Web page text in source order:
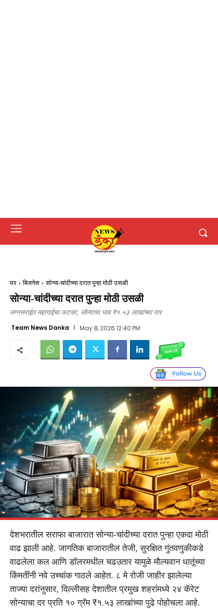
घर बिजनेस सोन्या-चांदीच्या दरात पुन्हा मोठी उसळी
सोन्या-चांदीच्या दरात पुन्हा मोठी उसळी
लग्नसराईत महागाईचा फटका; सोन्याचा भाव ₹१.५३ लाखांच्या पार
Team News Danka May 8, 2026 12:40 PM
देशभरातील सराफा बाजारात सोन्या-चांदीच्या दरात पुन्हा एकदा मोठी
वाढ झाली आहे. जागतिक बाजारातील तेजी, सुरक्षित गुंतवणुकीकडे
वाढलेला कल आणि डॉलरमधील चढउतार यामुळे मौल्यवान धातूंच्या
किंमतींनी नवे उच्चांक गाठले आहेत. ८ मे रोजी जाहीर झालेल्या
ताज्या दरांनुसार, दिल्लीसह देशातील प्रमुख शहरांमध्ये २४ कॅरेट
सोन्याचा दर प्रति १० ग्रॅम ₹१.५३ लाखांच्या पुढे पोहोचला आहे.